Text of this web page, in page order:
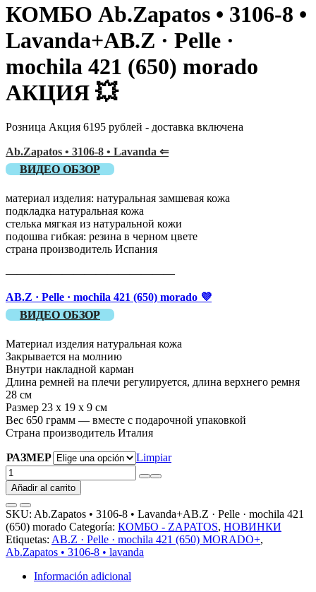
КОМБО Ab.Zapatos • 3106-8 •
Lavanda+AB.Z · Pelle ·
mochila 421 (650) morado
АКЦИЯ 💥
Розница Акция 6195 рублей - доставка включена
Ab.Zapatos • 3106-8 • Lavanda ⇐
ВИДЕО ОБЗОР
материал изделия: натуральная замшевая кожа
подкладка натуральная кожа
стелька мягкая из натуральной кожи
подошва гибкая: резина в черном цвете
страна производитель Испания
———————————————
AB.Z · Pelle · mochila 421 (650) morado 💜
ВИДЕО ОБЗОР
Материал изделия натуральная кожа
Закрывается на молнию
Внутри накладной карман
Длина ремней на плечи регулируется, длина верхнего ремня
28 см
Размер 23 х 19 х 9 см
Вес 650 грамм — вместе с подарочной упаковкой
Страна производитель Италия
РАЗМЕР
Limpiar
КОМБО
Ab.Zapatos
•
3106-
8
•
Lavanda+AB.Z
·
Pelle
Añadir al carrito
SKU: Ab.Zapatos • 3106-8 • Lavanda+AB.Z · Pelle · mochila 421
(650) morado Categoría: КОМБО - ZAPATOS, НОВИНКИ
Etiquetas: AB.Z · Pelle · mochila 421 (650) MORADO+,
Ab.Zapatos • 3106-8 • lavanda
Información adicional